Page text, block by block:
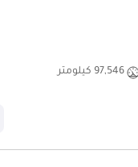
97,546 كيلومتر